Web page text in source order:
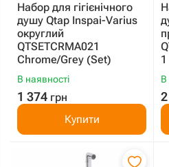
Набор для гігієнічного
душу Qtap Inspai-Varius
округлий
QTSETCRMA021
Chrome/Grey (Set)
В наявності
1 374 грн
Купити
В